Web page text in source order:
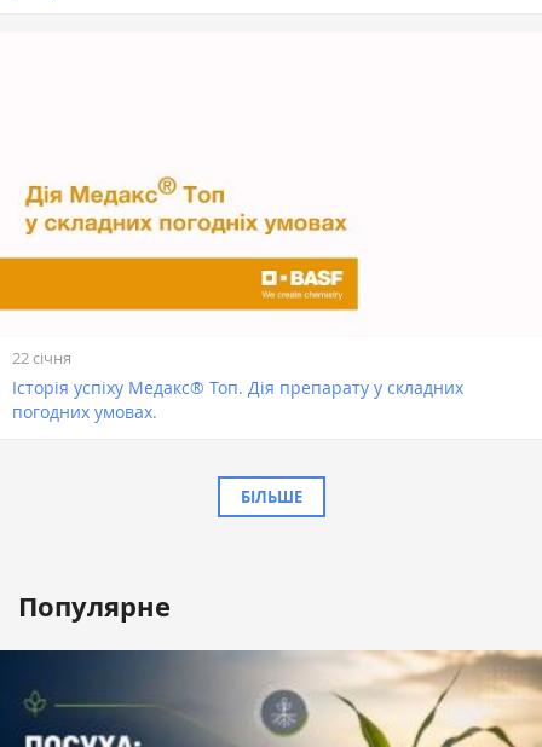
22 січня
Історія успіху Медакс® Топ. Дія препарату у складних
погодних умовах.
БІЛЬШЕ
Популярне